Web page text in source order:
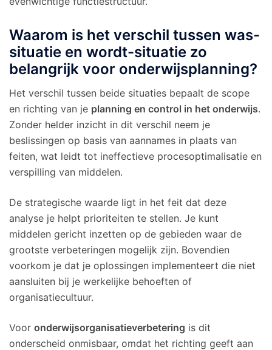
Waarom is het verschil tussen was-
situatie en wordt-situatie zo
belangrijk voor onderwijsplanning?
Het verschil tussen beide situaties bepaalt de scope
en richting van je planning en control in het onderwijs.
Zonder helder inzicht in dit verschil neem je
beslissingen op basis van aannames in plaats van
feiten, wat leidt tot ineffectieve procesoptimalisatie en
verspilling van middelen.
De strategische waarde ligt in het feit dat deze
analyse je helpt prioriteiten te stellen. Je kunt
middelen gericht inzetten op de gebieden waar de
grootste verbeteringen mogelijk zijn. Bovendien
voorkom je dat je oplossingen implementeert die niet
aansluiten bij je werkelijke behoeften of
organisatiecultuur.
Voor onderwijsorganisatieverbetering is dit
onderscheid onmisbaar, omdat het richting geeft aan